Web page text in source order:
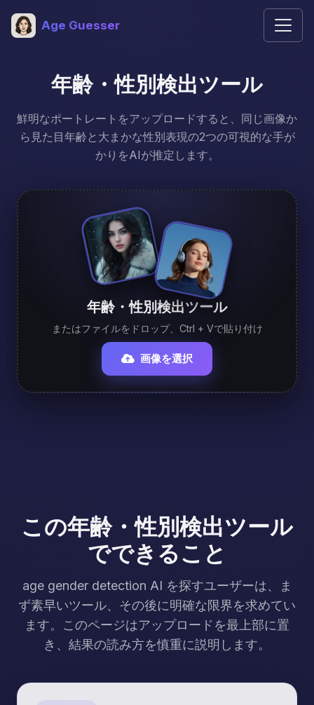
Age Guesser
年齢・性別検出ツール
鮮明なポートレートをアップロードすると、同じ画像か
ら見た目年齢と大まかな性別表現の2つの可視的な手が
かりをAIが推定します。
年齢・性別検出ツール
またはファイルをドロップ、Ctrl + Vで貼り付け
画像を選択
この年齢・性別検出ツール
でできること
age gender detection AI を探すユーザーは、ま
ず素早いツール、その後に明確な限界を求めてい
ます。このページはアップロードを最上部に置
き、結果の読み方を慎重に説明します。